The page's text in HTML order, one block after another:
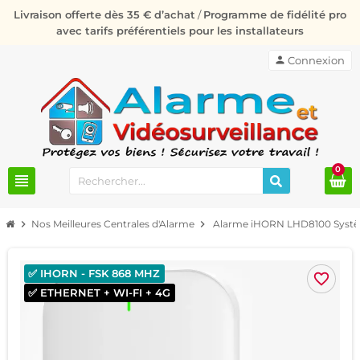
Livraison offerte dès 35 € d’achat /Programme de fidélité pro
avec tarifs préférentiels pour les installateurs
view_headline
person Connexion
0
chevron_right Nos Meilleures Centrales d'Alarme chevron_right Alarme iHORN LHD8100
favorite_border
✅ ETHERNET + WI-FI + 4G
✅ IHORN - FSK 868 MHZ